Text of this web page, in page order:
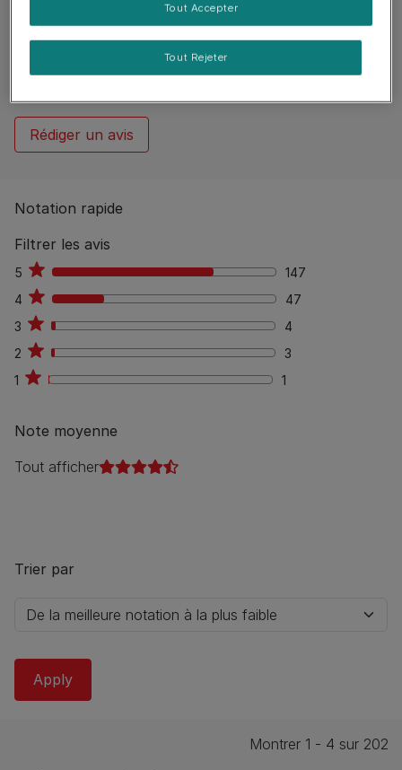
Reviews
202 reviews
92%Aucun avis publiés
Rédiger un avis
Notation rapide
Filtrer les avis
5 147
147
4
47
47
3
4
4
2
3
3
1
1 1
Note moyenne
Tout afficher
Trier par
Montrer 1 - 4 sur 202
Tout Rejeter
Tout Accepter